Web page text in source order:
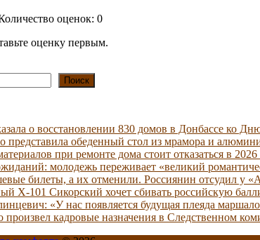
оценок: 0
оценку первым.
Поиск
о восстановлении 830 домов в Донбассе ко
представила обеденный стол из мрамора и
при ремонте дома стоит отказаться в 2026
молодежь переживает «великий
билеты, а их отменили. Россиянин отсудил у
Х-101 Сикорский хочет сбивать российскую
«У нас появляется будущая плеяда
произвел кадровые назначения в Следственном